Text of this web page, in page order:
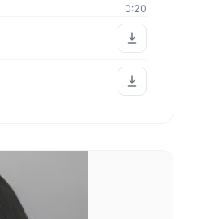
0:20